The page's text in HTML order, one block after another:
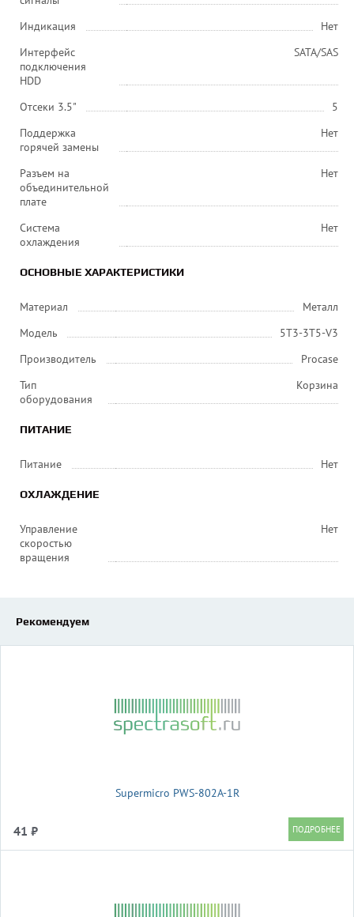
Индикация
Нет
Интерфейс
подключения
HDD
SATA/SAS
Отсеки 3.5"
5
Поддержка
горячей замены
Нет
Разъем на
объединительной
плате
Нет
Система
охлаждения
Нет
ОСНОВНЫЕ ХАРАКТЕРИСТИКИ
Материал
Металл
Модель
5T3-3T5-V3
Производитель
Procase
Тип
оборудования
Корзина
ПИТАНИЕ
Питание Нет
ОХЛАЖДЕНИЕ
Управление
скоростью
вращения
Нет
Рекомендуем
Supermicro PWS-802A-1R
41 ₽